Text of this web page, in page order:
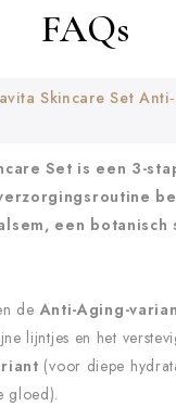
FAQs
Skincare Set
Set is een 3-
een botanisch
deAnti-Aging-
lijntjes en het
(voor diepe
gloed).